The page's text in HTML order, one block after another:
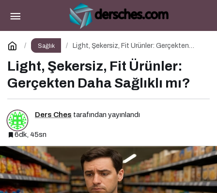
Sağlık
Light, Şekersiz, Fit Ürünler: Gerçekten
Light, Şekersiz, Fit Ürünler:
Gerçekten Daha Sağlıklı mı?
Ders Ches tarafından yayınlandı
6dk, 45sn
Anne Adaylarının Başucu Kitabı
Yorum Yap